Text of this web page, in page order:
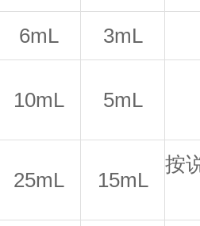
6mL 3mL
10mL 5mL
25mL 15mL
按